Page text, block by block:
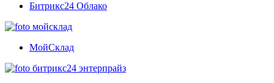
Битрикс24 Облако
МойСклад